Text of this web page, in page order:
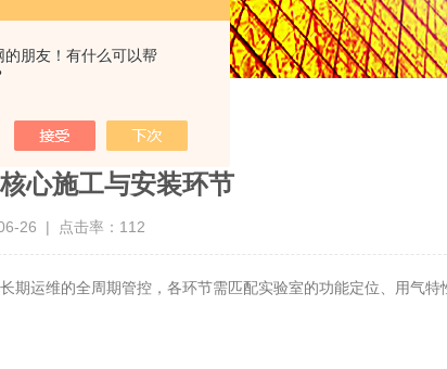
的朋友！有什么可以帮
心施工与安装环节
26 | 点击率：112
运维的全周期管控，各环节需匹配实验室的功能定位、用气特